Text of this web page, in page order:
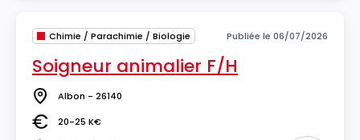
Chimie / Parachimie / Biologie Publiée le 06/07/2026
Soigneur animalier F/H
Lieu Albon - 26140
Salaire20-25 K€